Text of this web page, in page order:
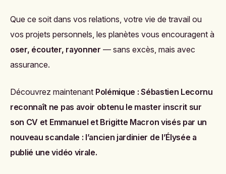
Que ce soit dans vos relations, votre vie de travail ou
vos projets personnels, les planètes vous encouragent à
oser, écouter, rayonner — sans excès, mais avec
assurance.
Découvrez maintenant Polémique : Sébastien Lecornu
reconnaît ne pas avoir obtenu le master inscrit sur
son CV et Emmanuel et Brigitte Macron visés par un
nouveau scandale : l’ancien jardinier de l’Élysée a
publié une vidéo virale.